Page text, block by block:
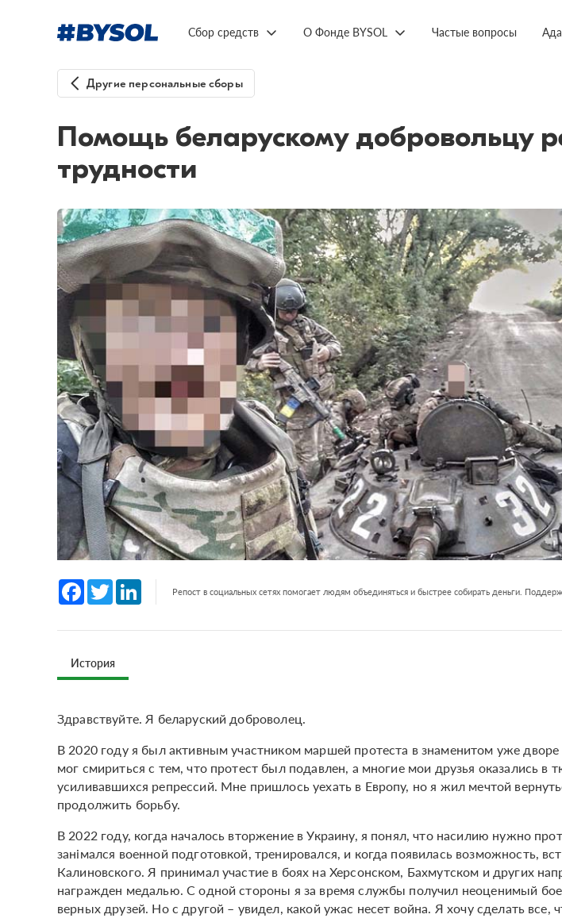
Сбор средств О Фонде BYSOL Частые вопросы
Другие персональные сборы
Помощь беларускому добровольцу
трудности
Facebook
Twitter LinkedInРепост в социальных сетях помогает людям объединяться и быстрее собирать деньги.
История
Здравствуйте. Я беларуский доброволец.
В 2020 году я был активным участником маршей протеста в знаменитом уже
мог смириться с тем, что протест был подавлен, а многие мои друзья оказались в
усиливавшихся репрессий. Мне пришлось уехать в Европу, но я жил мечтой
продолжить борьбу.
В 2022 году, когда началось вторжение в Украину, я понял, что насилию нужно
занімался военной подготовкой, тренировался, и когда появилась возможность,
Калиновского. Я принимал участие в боях на Херсонском, Бахмутском и других
награжден медалью. С одной стороны я за время службы получил неоценимый
верных друзей. Но с другой – увидел, какой ужас несет война. Я хочу сделать все,